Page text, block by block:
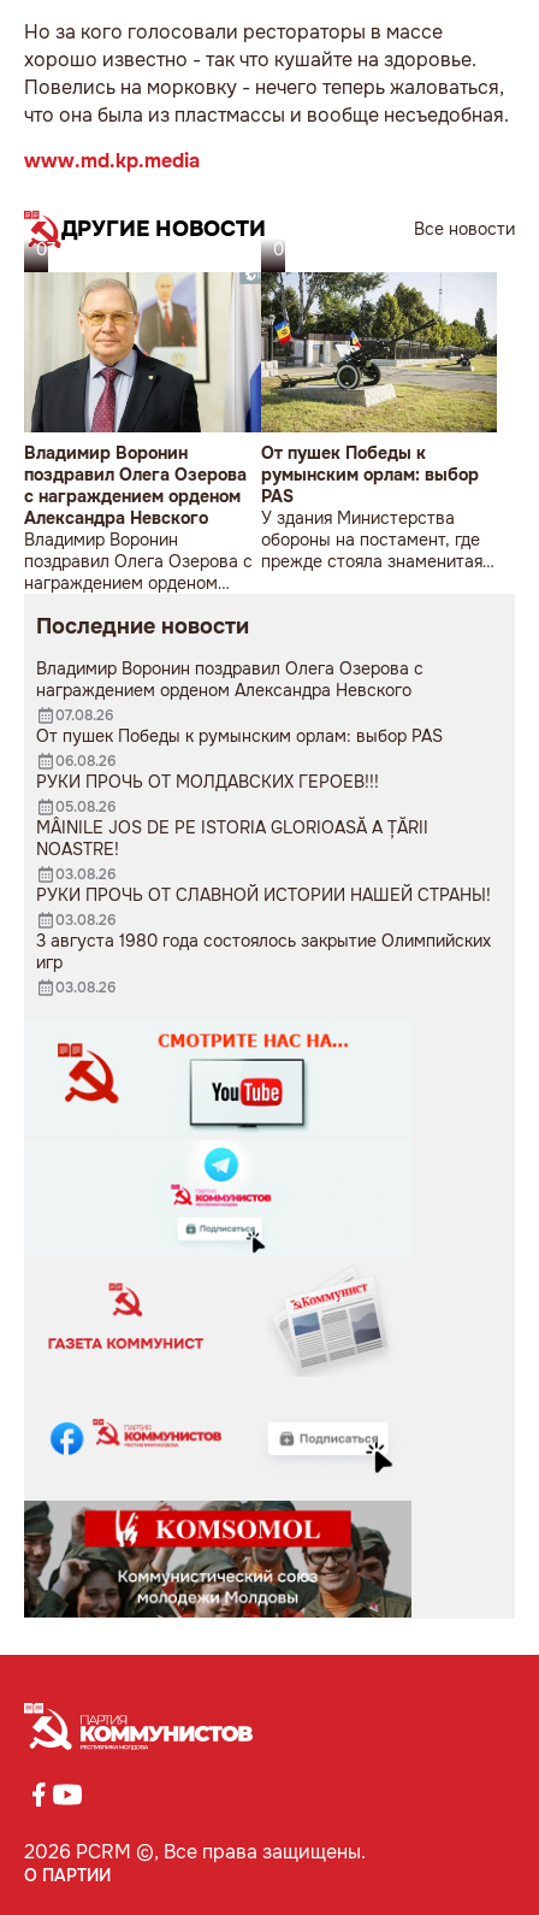
Но за кого голосовали рестораторы в массе
хорошо известно - так что кушайте на здоровье.
Повелись на морковку - нечего теперь жаловаться,
что она была из пластмассы и вообще несъедобная.
www.md.kp.media
ДРУГИЕ НОВОСТИ
Все новости
07.08.26
Владимир Воронин
поздравил Олега Озерова
с награждением орденом
Александра Невского
Владимир Воронин
поздравил Олега Озерова с
награждением орденом
06.08.26
От пушек Победы к
румынским орлам: выбор
PAS
У здания Министерства
обороны на постамент, где
прежде стояла знаменитая
Последние новости
Владимир Воронин поздравил Олега Озерова с
награждением орденом Александра Невского
07.08.26
От пушек Победы к румынским орлам: выбор PAS
06.08.26
РУКИ ПРОЧЬ ОТ МОЛДАВСКИХ ГЕРОЕВ!!!
05.08.26
MÂINILE JOS DE PE ISTORIA GLORIOASĂ A ȚĂRII
NOASTRE!
03.08.26
РУКИ ПРОЧЬ ОТ СЛАВНОЙ ИСТОРИИ НАШЕЙ СТРАНЫ!
03.08.26
3 августа 1980 года состоялось закрытие Олимпийских
игр
03.08.26
2026 PCRM ©, Все права защищены.
О ПАРТИИ